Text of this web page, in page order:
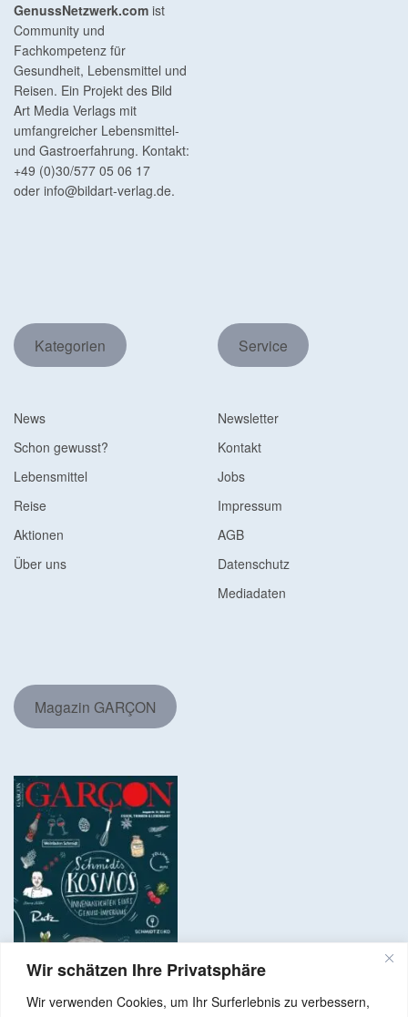
Wir schätzen Ihre Privatsphäre
Wir verwenden Cookies, um Ihr Surferlebnis zu verbessern,
GenussNetzwerk.com ist
Community und
Fachkompetenz für
Gesundheit, Lebensmittel und
Reisen. Ein Projekt des Bild
Art Media Verlags mit
umfangreicher Lebensmittel-
und Gastroerfahrung. Kontakt:
+49 (0)30/577 05 06 17
oder info@bildart-verlag.de.
Kategorien
News
Schon gewusst?
Lebensmittel
Reise
Aktionen
Über uns
Service
Newsletter
Kontakt
Jobs
Impressum
AGB
Datenschutz
Mediadaten
Magazin GARÇON